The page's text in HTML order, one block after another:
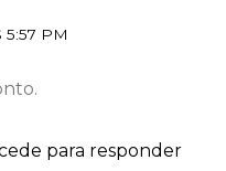
5:57 PM
para responder